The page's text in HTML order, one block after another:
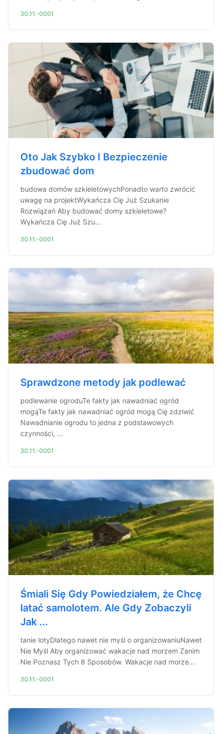
30.11.-0001
Oto Jak Szybko I Bezpieczenie
zbudować dom
budowa domów szkieletowychPonadto warto zwrócić
uwagę na projektWykańcza Cię Już Szukanie
Rozwiązań Aby budować domy szkieletowe?
Wykańcza Cię Już Szu...
30.11.-0001
Sprawdzone metody jak podlewać
podlewanie ogroduTe fakty jak nawadniać ogród
mogąTe fakty jak nawadniać ogród mogą Cię zdziwić
Nawadnianie ogrodu to jedna z podstawowych
czynności, ...
30.11.-0001
Śmiali Się Gdy Powiedziałem, że Chcę
latać samolotem. Ale Gdy Zobaczyli
Jak ...
tanie lotyDlatego nawet nie myśl o organizowaniuNawet
Nie Myśl Aby organizować wakacje nad morzem Zanim
Nie Poznasz Tych 8 Sposobów. Wakacje nad morze...
30.11.-0001